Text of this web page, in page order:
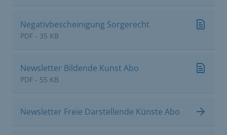
Negativbescheinigung Sorgerecht
PDF - 35 KB
Newsletter Bildende Kunst Abo
PDF - 55 KB
Newsletter Freie Darstellende Künste Abo